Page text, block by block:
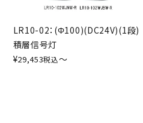
LR10-02：(Φ100)(DC24V)(1段)
積層信号灯
¥29,453税込〜